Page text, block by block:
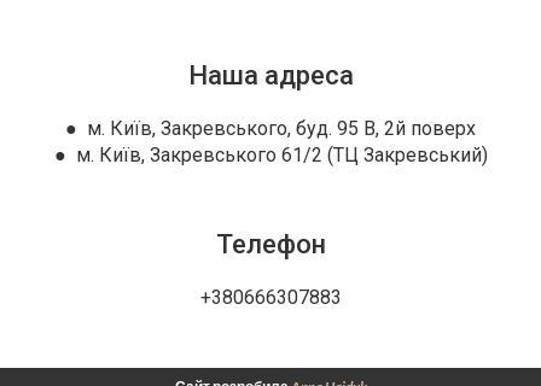
Наша адреса
● м. Київ, Закревського, буд. 95 В, 2й поверх
● м. Київ, Закревського 61/2 (ТЦ Закревський)
Телефон
+380666307883